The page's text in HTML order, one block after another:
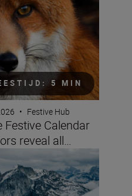
5 MIN
• Festive Hub
Calendar
reveal all…
challenge